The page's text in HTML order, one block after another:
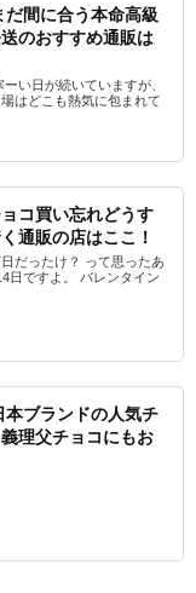
だ間に合う本命高級
のおすすめ通販は
い日が続いていますが、
はどこも熱気に包まれて
コ買い忘れどうす
通販の店はここ！
だったけ？ って思ったあ
日ですよ。 バレンタイン
本ブランドの人気チ
理父チョコにもお